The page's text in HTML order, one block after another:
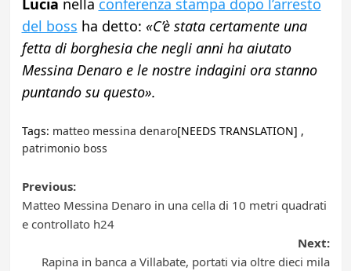
Lucia nella conferenza stampa dopo l’arresto
del boss ha detto: «C’è stata certamente una
fetta di borghesia che negli anni ha aiutato
Messina Denaro e le nostre indagini ora stanno
puntando su questo».
Tags: matteo messina denaro[NEEDS TRANSLATION] ,
patrimonio boss
Post
navigation
Previous:
Matteo Messina Denaro in una cella di 10 metri quadrati
e controllato h24
Next:
Rapina in banca a Villabate, portati via oltre dieci mila